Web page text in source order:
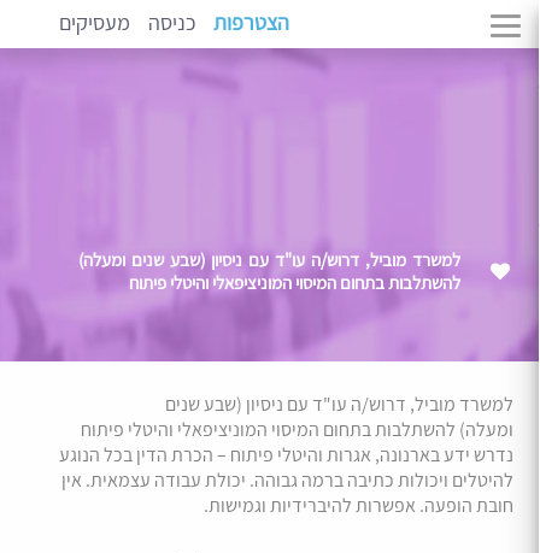
הצטרפות כניסה מעסיקים
למשרד מוביל, דרוש/ה עו"ד עם ניסיון (שבע שנים ומעלה)
להשתלבות בתחום המיסוי המוניציפאלי והיטלי פיתוח
למשרד מוביל, דרוש/ה עו"ד עם ניסיון (שבע שנים
ומעלה) להשתלבות בתחום המיסוי המוניציפאלי והיטלי פיתוח
נדרש ידע בארנונה, אגרות והיטלי פיתוח – הכרת הדין בכל הנוגע
להיטלים ויכולות כתיבה ברמה גבוהה. יכולת עבודה עצמאית. אין
חובת הופעה. אפשרות להיברידיות וגמישות.